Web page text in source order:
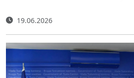
19.06.2026